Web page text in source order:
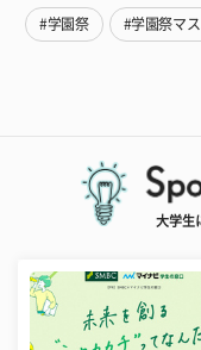
#学園祭 #学園祭マ
大学生